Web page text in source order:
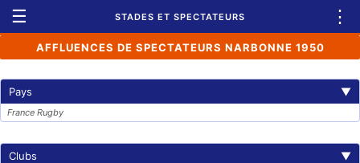
☰ STADES ET SPECTATEURS ⋮
AFFLUENCES DE SPECTATEURS NARBONNE 1950
Pays ▼
France Rugby
Clubs ▼